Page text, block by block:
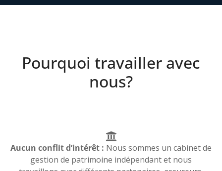
Pourquoi travailler avec
nous?
Aucun conflit d’intérêt : Nous sommes un cabinet de
gestion de patrimoine indépendant et nous